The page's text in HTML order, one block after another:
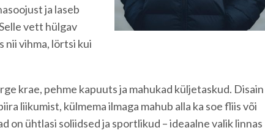
ja laseb
vett hülgav
nii vihma, lörtsi kui
krae, pehme kapuuts ja mahukad küljetaskud. Disain
liikumist, külmema ilmaga mahub alla ka soe fliis või
on ühtlasi soliidsed ja sportlikud – ideaalne valik linnas